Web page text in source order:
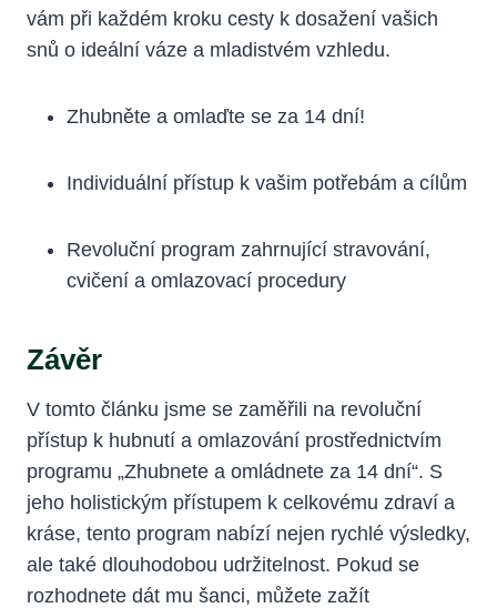
vám při každém kroku cesty ​k dosažení vašich
snů o ideální váze a mladistvém​ vzhledu.
Zhubněte a omlaďte se za 14 ‌dní!
Individuální přístup k vašim potřebám a cílům
Revoluční program zahrnující stravování,
cvičení a omlazovací procedury
Závěr
V tomto článku jsme se zaměřili na revoluční
přístup k hubnutí a omlazování prostřednictvím‍
programu „Zhubnete a ‌omládnete za 14 dní“. S
jeho holistickým ⁤přístupem k celkovému zdraví a
⁤kráse, tento program nabízí nejen rychlé výsledky,
ale také‌ dlouhodobou udržitelnost. Pokud se
rozhodnete dát⁣ mu šanci, můžete zažít